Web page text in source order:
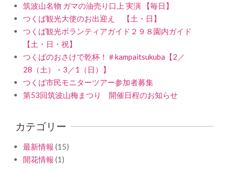
筑波山名物 ガマの油売り口上 実演 【毎日】
つくば観光大使のお出迎え 【土・日】
つくば観光ボランティアガイド２９８園内ガイド
【土・日・祝】
つくばのおさけで乾杯！＃kampaitsukuba【2／
28（土）・3／1（日）】
つくば市民モニターツアー参加者募集
第53回筑波山梅まつり 開催日程のお知らせ
カテゴリー
最新情報 (15)
開花情報 (1)